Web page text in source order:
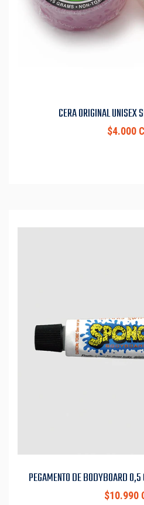
CERA ORIGINAL UNISEX
$4.000
PEGAMENTO DE BODYBOARD
$10.990